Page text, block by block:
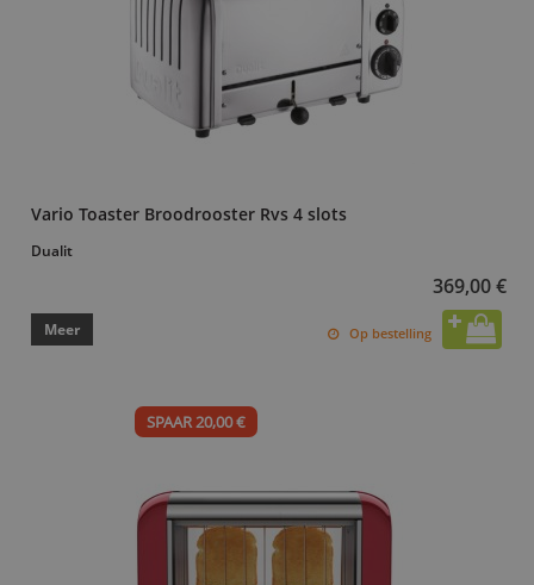
Vario Toaster Broodrooster Rvs 4 slots
Dualit
369,00 €
Meer Op bestelling
SPAAR 20,00 €